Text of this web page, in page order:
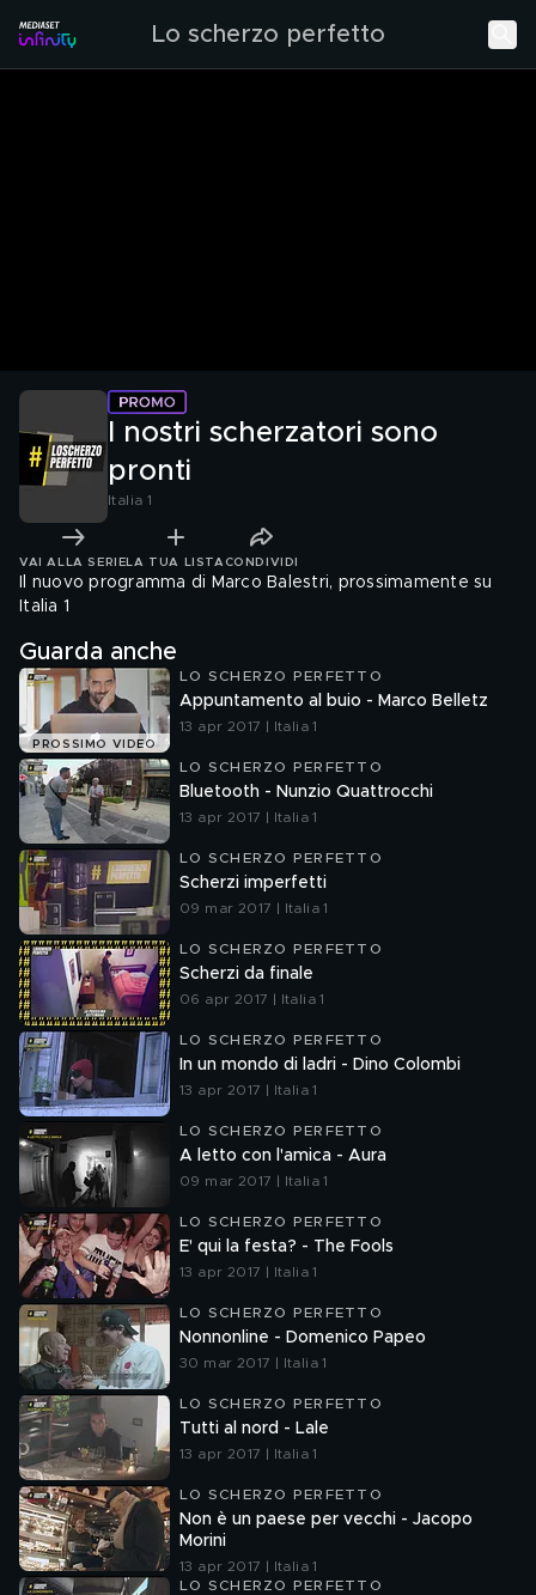
Lo scherzo perfetto
I nostri scherzatori sono
pronti
Italia 1
VAI ALLA SERIE LA TUA LISTA CONDIVIDI
Il nuovo programma di Marco Balestri, prossimamente su
Italia 1
Guarda anche
PROSSIMO VIDEO
LO SCHERZO PERFETTO
Appuntamento al buio - Marco Belletz
13 apr 2017 | Italia 1
LO SCHERZO PERFETTO
Bluetooth - Nunzio Quattrocchi
13 apr 2017 | Italia 1
LO SCHERZO PERFETTO
Scherzi imperfetti
09 mar 2017 | Italia 1
LO SCHERZO PERFETTO
Scherzi da finale
06 apr 2017 | Italia 1
LO SCHERZO PERFETTO
In un mondo di ladri - Dino Colombi
13 apr 2017 | Italia 1
LO SCHERZO PERFETTO
A letto con l'amica - Aura
09 mar 2017 | Italia 1
LO SCHERZO PERFETTO
E' qui la festa? - The Fools
13 apr 2017 | Italia 1
LO SCHERZO PERFETTO
Nonnonline - Domenico Papeo
30 mar 2017 | Italia 1
LO SCHERZO PERFETTO
Tutti al nord - Lale
13 apr 2017 | Italia 1
LO SCHERZO PERFETTO
Non è un paese per vecchi - Jacopo
Morini
13 apr 2017 | Italia 1
LO SCHERZO PERFETTO